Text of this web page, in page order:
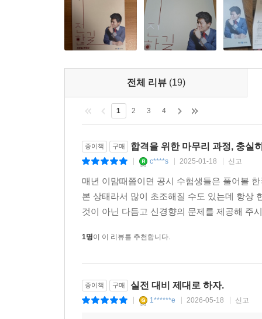
전체 리뷰 (19)
1 2 3 4
종이책 구매 합격을 위한 마무리 과정, 충실
c****s 2025-01-18 신고
매년 이맘때쯤이면 공시 수험생들은 풀어볼
본 상태라서 많이 초조해질 수도 있는데 항상
것이 아닌 다듬고 신경향의 문제를 제공해 주
1명이 이 리뷰를 추천합니다.
종이책 구매 실전 대비 제대로 하자.
1******e 2026-05-18 신고